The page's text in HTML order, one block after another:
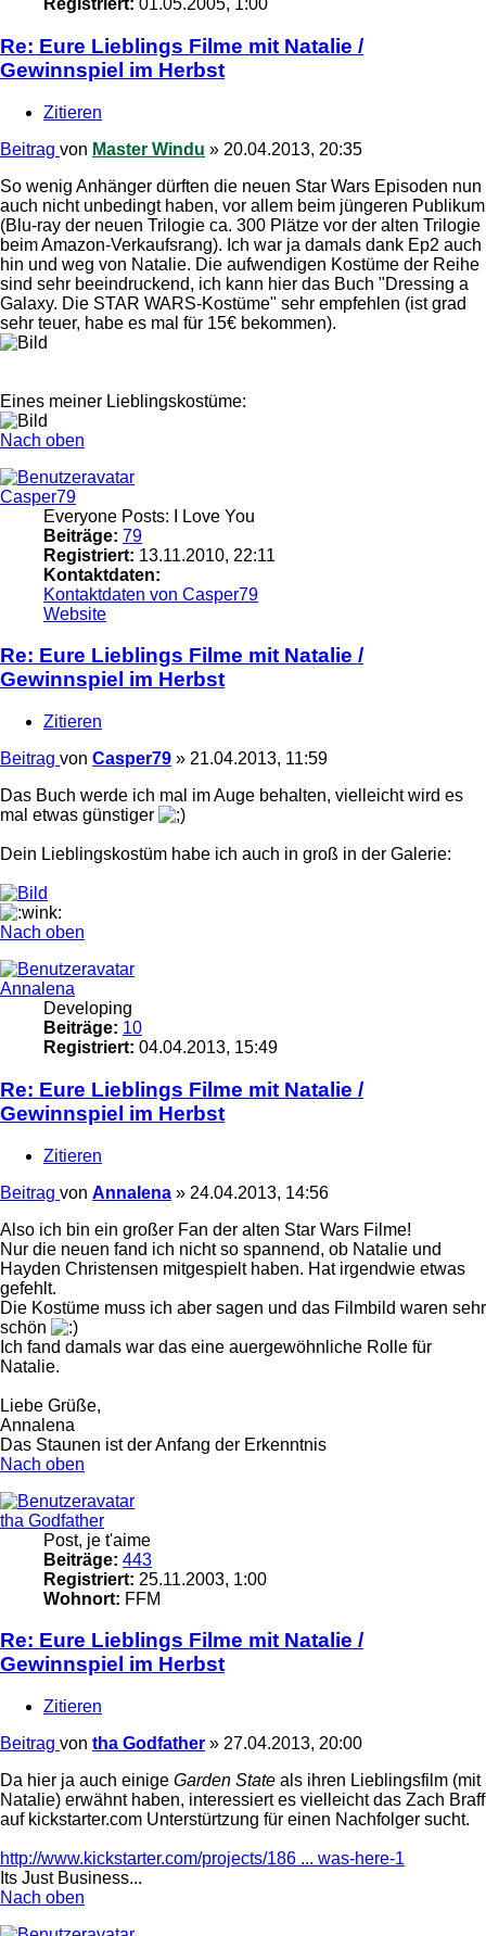
Registriert: 01.05.2005, 1:00
Re: Eure Lieblings Filme mit Natalie /
Gewinnspiel im Herbst
Zitieren
Beitrag von Master Windu » 20.04.2013, 20:35
So wenig Anhänger dürften die neuen Star Wars Episoden nun
auch nicht unbedingt haben, vor allem beim jüngeren Publikum
(Blu-ray der neuen Trilogie ca. 300 Plätze vor der alten Trilogie
beim Amazon-Verkaufsrang). Ich war ja damals dank Ep2 auch
hin und weg von Natalie. Die aufwendigen Kostüme der Reihe
sind sehr beeindruckend, ich kann hier das Buch "Dressing a
Galaxy. Die STAR WARS-Kostüme" sehr empfehlen (ist grad
sehr teuer, habe es mal für 15€ bekommen).
Eines meiner Lieblingskostüme:
Nach oben
Casper79
Everyone Posts: I Love You
Beiträge: 79
Registriert: 13.11.2010, 22:11
Kontaktdaten:
Kontaktdaten von Casper79
Website
Re: Eure Lieblings Filme mit Natalie /
Gewinnspiel im Herbst
Zitieren
Beitrag von Casper79 » 21.04.2013, 11:59
Das Buch werde ich mal im Auge behalten, vielleicht wird es
mal etwas günstiger
Dein Lieblingskostüm habe ich auch in groß in der Galerie:
Nach oben
Annalena
Developing
Beiträge: 10
Registriert: 04.04.2013, 15:49
Re: Eure Lieblings Filme mit Natalie /
Gewinnspiel im Herbst
Zitieren
Beitrag von Annalena » 24.04.2013, 14:56
Also ich bin ein großer Fan der alten Star Wars Filme!
Nur die neuen fand ich nicht so spannend, ob Natalie und
Hayden Christensen mitgespielt haben. Hat irgendwie etwas
gefehlt.
Die Kostüme muss ich aber sagen und das Filmbild waren sehr
schön
Ich fand damals war das eine auergewöhnliche Rolle für
Natalie.
Liebe Grüße,
Annalena
Das Staunen ist der Anfang der Erkenntnis
Nach oben
tha Godfather
Post, je t'aime
Beiträge: 443
Registriert: 25.11.2003, 1:00
Wohnort: FFM
Re: Eure Lieblings Filme mit Natalie /
Gewinnspiel im Herbst
Zitieren
Beitrag von tha Godfather » 27.04.2013, 20:00
Da hier ja auch einige Garden State als ihren Lieblingsfilm (mit
Natalie) erwähnt haben, interessiert es vielleicht das Zach Braff
auf kickstarter.com Unterstürtzung für einen Nachfolger sucht.
http://www.kickstarter.com/projects/186 ... was-here-1
Its Just Business...
Nach oben